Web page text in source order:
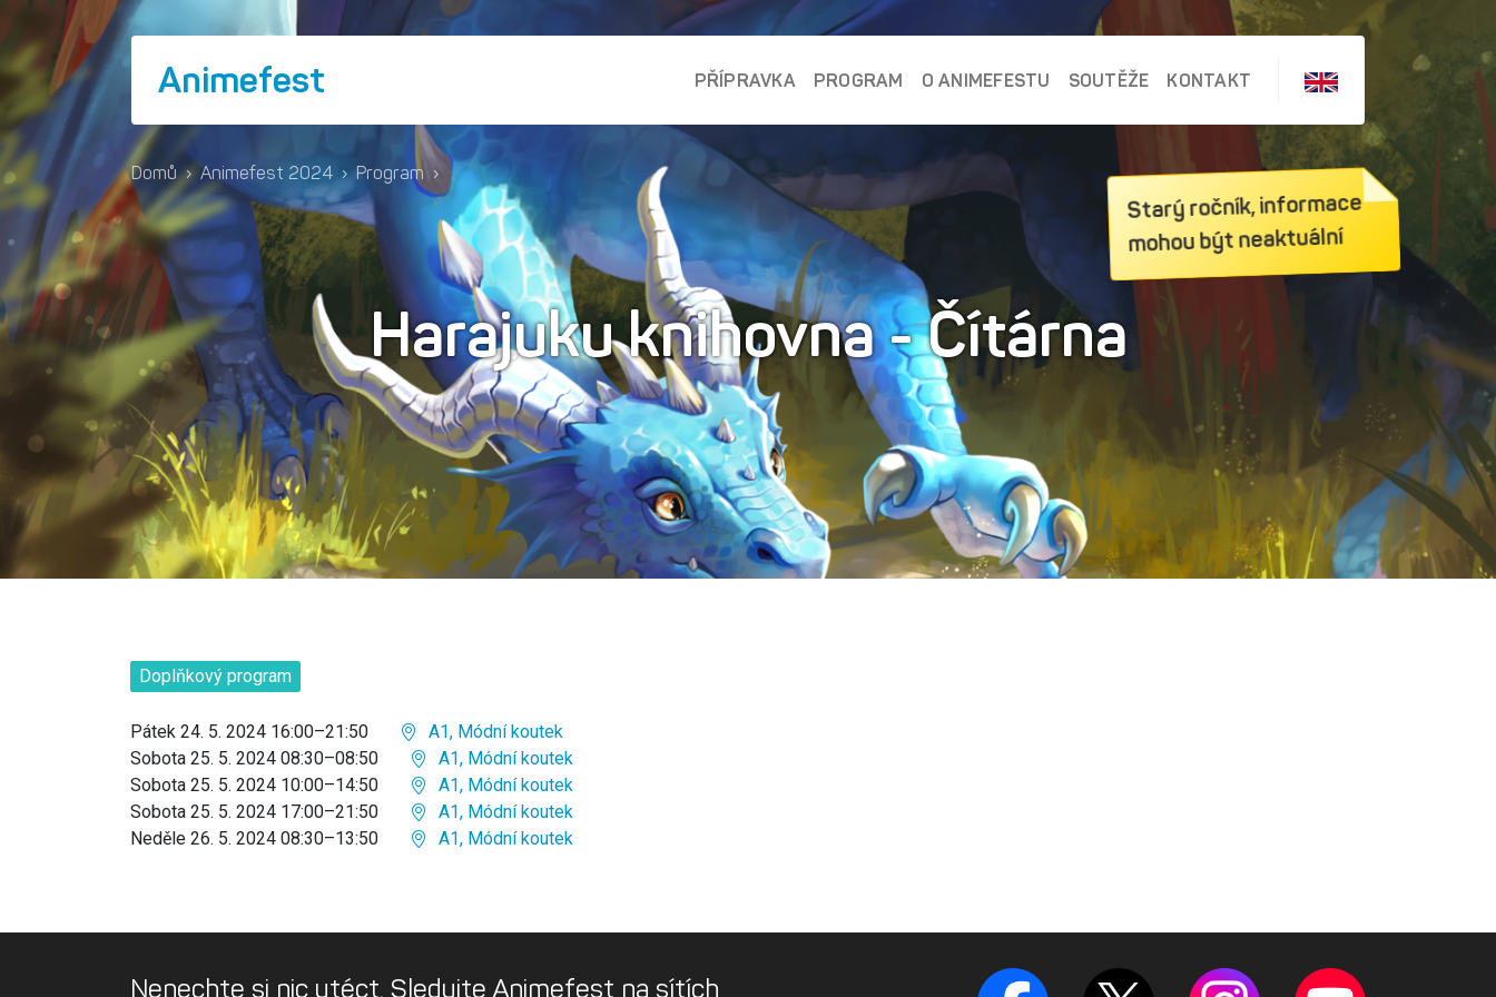
Animefest PŘÍPRAVKA PROGRAM O ANIMEFESTU SOUTĚŽE KONTAKT
Domů › Animefest 2024 › Program ›
Harajuku knihovna - Čítárna
Starý ročník, informace
mohou být neaktuální
Doplňkový program
Pátek 24. 5. 2024 16:00–21:50
A1, Módní koutek
Sobota 25. 5. 2024 08:30–08:50
A1, Módní koutek
Sobota 25. 5. 2024 10:00–14:50
A1, Módní koutek
Sobota 25. 5. 2024 17:00–21:50
A1, Módní koutek
Neděle 26. 5. 2024 08:30–13:50
A1, Módní koutek
Nenechte si nic utéct. Sledujte Animefest na sítích